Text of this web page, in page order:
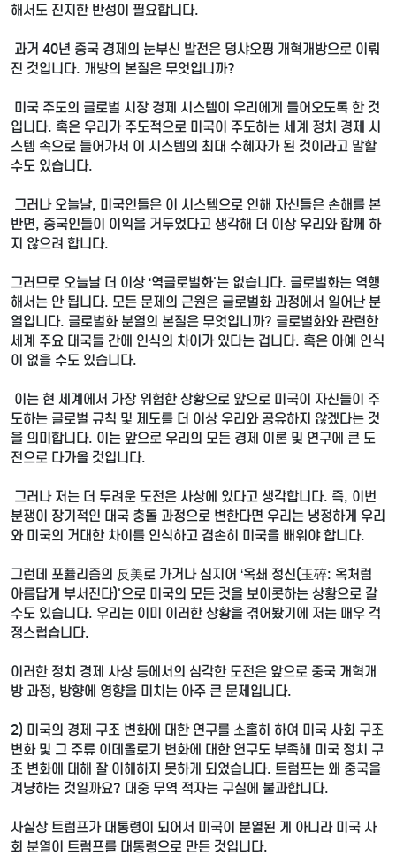
해서도 진지한 반성이 필요합니다.
과거 40년 중국 경제의 눈부신 발전은 덩샤오핑 개혁개방으로 이뤄
진 것입니다. 개방의 본질은 무엇입니까?
미국 주도의 글로벌 시장 경제 시스템이 우리에게 들어오도록 한 것
입니다. 혹은 우리가 주도적으로 미국이 주도하는 세계 정치 경제 시
스템 속으로 들어가서 이 시스템의 최대 수혜자가 된 것이라고 말할
수도 있습니다.
그러나 오늘날, 미국인들은 이 시스템으로 인해 자신들은 손해를 본
반면, 중국인들이 이익을 거두었다고 생각해 더 이상 우리와 함께 하
지 않으려 합니다.
그러므로 오늘날 더 이상 ‘역글로벌화'는 없습니다. 글로벌화는 역행
해서는 안 됩니다. 모든 문제의 근원은 글로벌화 과정에서 일어난 분
열입니다. 글로벌화 분열의 본질은 무엇입니까? 글로벌화와 관련한
세계 주요 대국들 간에 인식의 차이가 있다는 겁니다. 혹은 아예 인식
이 없을 수도 있습니다.
이는 현 세계에서 가장 위험한 상황으로 앞으로 미국이 자신들이 주
도하는 글로벌 규칙 및 제도를 더 이상 우리와 공유하지 않겠다는 것
을 의미합니다. 이는 앞으로 우리의 모든 경제 이론 및 연구에 큰 도
전으로 다가올 것입니다.
그러나 저는 더 두려운 도전은 사상에 있다고 생각합니다. 즉, 이번
분쟁이 장기적인 대국 충돌 과정으로 변한다면 우리는 냉정하게 우리
와 미국의 거대한 차이를 인식하고 겸손히 미국을 배워야 합니다.
그런데 포퓰리즘의 反美로 가거나 심지어 ‘옥쇄 정신(玉碎: 옥처럼
아름답게 부서진다)'으로 미국의 모든 것을 보이콧하는 상황으로 갈
수도 있습니다. 우리는 이미 이러한 상황을 겪어봤기에 저는 매우 걱
정스럽습니다.
이러한 정치 경제 사상 등에서의 심각한 도전은 앞으로 중국 개혁개
방 과정, 방향에 영향을 미치는 아주 큰 문제입니다.
2) 미국의 경제 구조 변화에 대한 연구를 소홀히 하여 미국 사회 구조
변화 및 그 주류 이데올로기 변화에 대한 연구도 부족해 미국 정치 구
조 변화에 대해 잘 이해하지 못하게 되었습니다. 트럼프는 왜 중국을
겨냥하는 것일까요? 대중 무역 적자는 구실에 불과합니다.
사실상 트럼프가 대통령이 되어서 미국이 분열된 게 아니라 미국 사
회 분열이 트럼프를 대통령으로 만든 것입니다.